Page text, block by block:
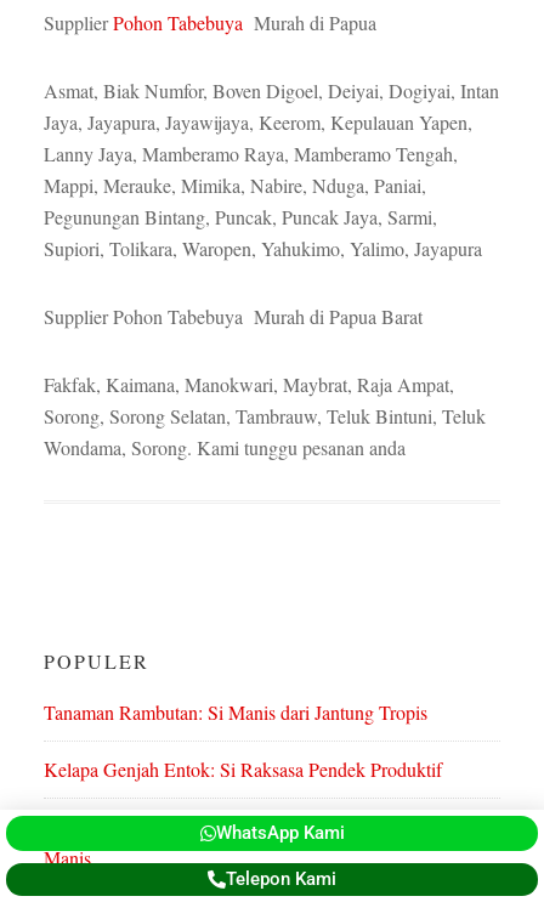
SupplierPohon Tabebuya Murah di Papua
Asmat, Biak Numfor, Boven Digoel, Deiyai, Dogiyai, Intan
Jaya, Jayapura, Jayawijaya, Keerom, Kepulauan Yapen,
Lanny Jaya, Mamberamo Raya, Mamberamo Tengah,
Mappi, Merauke, Mimika, Nabire, Nduga, Paniai,
Pegunungan Bintang, Puncak, Puncak Jaya, Sarmi,
Supiori, Tolikara, Waropen, Yahukimo, Yalimo, Jayapura
Supplier Pohon Tabebuya Murah di Papua Barat
Fakfak, Kaimana, Manokwari, Maybrat, Raja Ampat,
Sorong, Sorong Selatan, Tambrauw, Teluk Bintuni, Teluk
Wondama, Sorong. Kami tunggu pesanan anda
POPULER
Tanaman Rambutan: Si Manis dari Jantung Tropis
Kelapa Genjah Entok: Si Raksasa Pendek Produktif
Jual BIbit Rambutan Unggul: Nikmati Panen Rambutan
Manis
WhatsApp Kami
Telepon Kami